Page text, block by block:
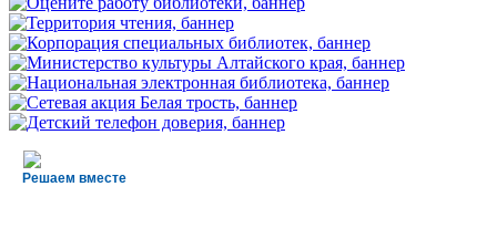
Решаем вместе